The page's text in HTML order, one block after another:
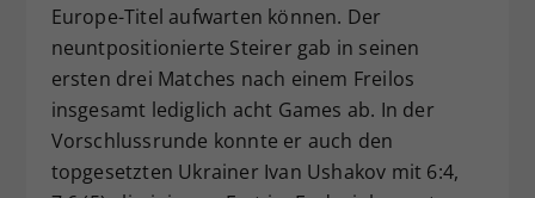
Europe-Titel aufwarten können. Der
neuntpositionierte Steirer gab in seinen
ersten drei Matches nach einem Freilos
insgesamt lediglich acht Games ab. In der
Vorschlussrunde konnte er auch den
topgesetzten Ukrainer Ivan Ushakov mit 6:4,